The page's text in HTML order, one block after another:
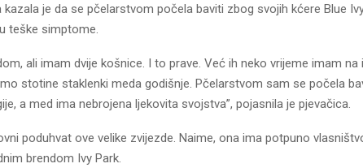
je da se pčelarstvom počela baviti zbog svojih kćere Blue
teške simptome.
ali imam dvije košnice. I to prave. Već ih neko vrijeme imam na
stotine staklenki meda godišnje. Pčelarstvom sam se počela
a med ima nebrojena ljekovita svojstva”, pojasnila je pjevačica.
poduhvat ove velike zvijezde. Naime, ona ima potpuno
brendom Ivy Park.